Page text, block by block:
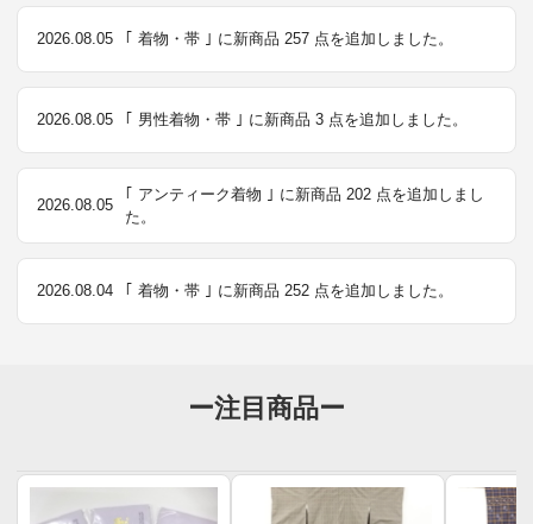
2026.08.05 ｢ 着物・帯 ｣ に新商品 257 点を追加しました。
2026.08.05 ｢ 男性着物・帯 ｣ に新商品 3 点を追加しました。
2026.08.05
｢ アンティーク着物 ｣ に新商品 202 点を追加しまし
た。
2026.08.04 ｢ 着物・帯 ｣ に新商品 252 点を追加しました。
ー注目商品ー